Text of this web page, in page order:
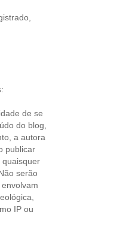
de se
do blog,
a autora
publicar
quaisquer
serão
IP ou